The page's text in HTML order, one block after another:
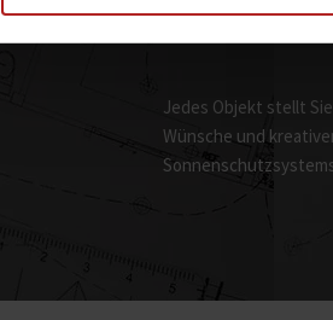
Jedes Objekt stellt
Wünsche und